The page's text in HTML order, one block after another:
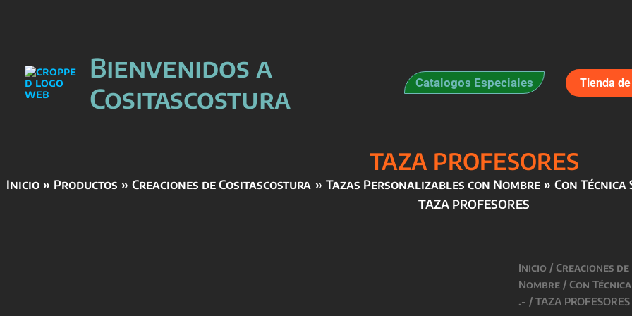
contenido
Bienvenidos a
Cositascostura
Catalogos Especiales Tienda
TAZA PROFESORES
Inicio Productos Creaciones de Cositascostura Tazas Personalizables con Nombre
Con
TAZA PROFESORES
Inicio /Creaciones
Nombre /Con
.- / TAZA PROFESORES